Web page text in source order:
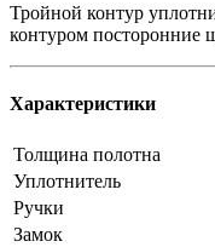
Тройной контур
контуром посторонние
Характеристики
Толщина полотна
Уплотнитель
Ручки
Замок